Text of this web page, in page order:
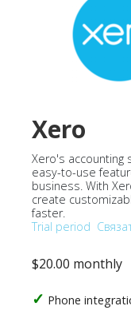
Xero
Xero's accounting
easy-to-use
business. With
create
faster.
Trial period
$20.00 monthly
Phone